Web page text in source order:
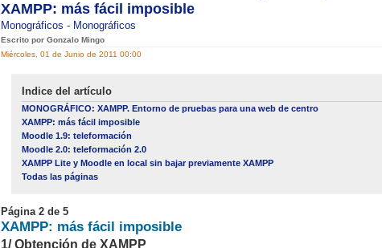
XAMPP: más fácil imposible
Monográficos - Monográficos
Escrito por Gonzalo Mingo
Miércoles, 01 de Junio de 2011 00:00
Indice del artículo
MONOGRÁFICO: XAMPP. Entorno de pruebas para una web de centro
XAMPP: más fácil imposible
Moodle 1.9: teleformación
Moodle 2.0: teleformación 2.0
XAMPP Lite y Moodle en local sin bajar previamente XAMPP
Todas las páginas
Página 2 de 5
XAMPP: más fácil imposible
1/ Obtención de XAMPP